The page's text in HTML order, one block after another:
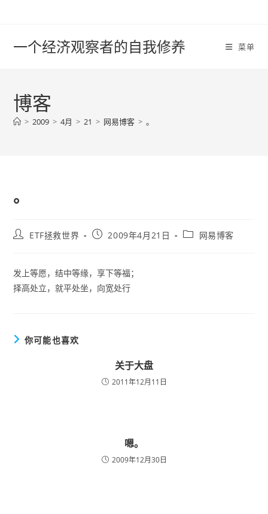
一个经济观察者的自我修养 菜单
博客
> 2009 > 4月 > 21 > 网易博客 > 。
。
PostETF拯救世界
Post2009年4月21日
Post网易博客
发上等愿，结中等缘，享下等福；
择高处立，就平处坐，向宽处行
你可能也喜欢
关于大盘
2011年12月11日
嗯。
2009年12月30日